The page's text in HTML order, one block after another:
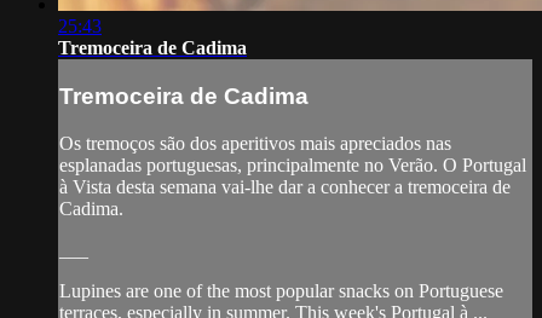
25:43
Tremoceira de Cadima
Tremoceira de Cadima
Os tremoços são dos aperitivos mais apreciados nas
esplanadas portuguesas, principalmente no Verão. O Portugal
à Vista desta semana vai-lhe dar a conhecer a tremoceira de
Cadima.
Lupines are one of the most popular snacks on Portuguese
terraces, especially in summer. This week's Portugal à ...